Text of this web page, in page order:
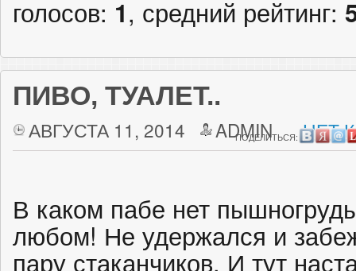
голосов: 1, средний рейтинг:
ПИВО, ТУАЛЕТ..
АВГУСТА 11, 2014 ADMIN НЕТ
ПОДЕЛИТЬСЯ:
В каком пабе нет
любом! Не удержался и
пару стаканчиков. И тут